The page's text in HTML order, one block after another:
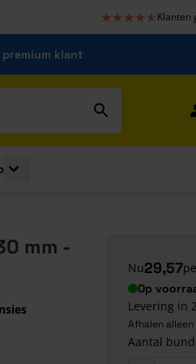
★★★★★
★★★★★ Klanten
premium klant
for Bestrating
Toggle submenu for Bouwshop
mm -
Nu29,57
Op
Levering in
Afhalen
Aantal